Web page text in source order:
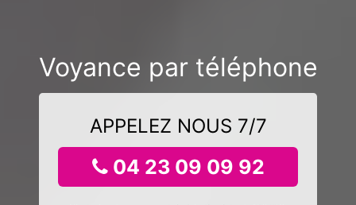
Voyance par téléphone
APPELEZ NOUS 7/7
04 23 09 09 92